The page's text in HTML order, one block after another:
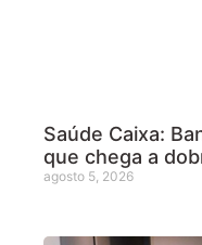
Saúde Caixa:
que chega a
agosto 5, 2026